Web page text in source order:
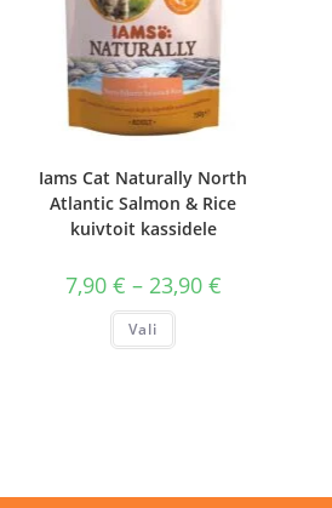
Iams Cat Naturally North
Atlantic Salmon & Rice
kuivtoit kassidele
7,90 € – 23,90 €Hinnavahemik:
7,90 €
Vali
Sellel
on